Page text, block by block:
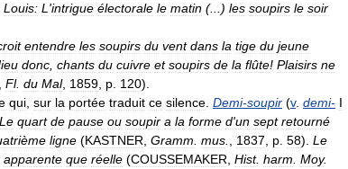
Louis: L 'intrigue électorale le matin (...) les soupirs le soir
entendre les soupirs du vent dans la tige du jeune
donc chants du cuivre et soupirs de la flûte! Plaisirs ne
Fl. du Mal, 1859 p 120).
qui sur la portée traduit ce silence Demi-soupir (v. demi- I
Le quart de pause ou soupir a la forme d'un sept retourné
ligne (KASTNER Gramm mus 1837 p 58). Le
apparente que réelle (COUSSEMAKER Hist. harm Moy.